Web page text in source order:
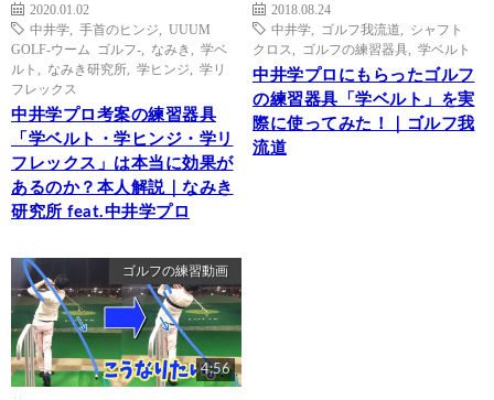
2020.01.02
中井学
手首のヒンジ
UUUM
GOLF-ウーム ゴルフ-
なみき
学ベ
ルト
なみき研究所 学ヒンジ
学リ
フレックス
中井学プロ考案の練習器具
「学ベルト・学ヒンジ・学リ
フレックス」は本当に効果が
あるのか？本人解説｜なみき
研究所 feat.中井学プロ
2018.08.24
中井学
ゴルフ我流道
シャフト
クロス
ゴルフの練習器具 学ベルト
中井学プロにもらったゴルフ
の練習器具「学ベルト」を実
際に使ってみた！｜ゴルフ我
流道
ゴルフの練習動画
4:56